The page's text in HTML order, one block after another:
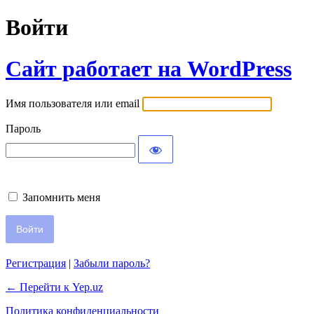
Войти
Сайт работает на WordPress
Имя пользователя или email
Пароль
Запомнить меня
Регистрация | Забыли пароль?
← Перейти к Yep.uz
Политика конфиденциальности